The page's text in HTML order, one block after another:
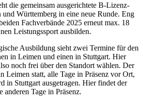
die gemeinsam ausgerichtete B-Lizenz-
Württemberg in eine neue Runde. Eng
Fachverbände 2025 erneut max. 18
Leistungssport ausbilden.
Ausbildung sieht zwei Termine für den
in Leimen und einen in Stuttgart. Hier
noch frei über den Standort wählen. Der
Leimen statt, alle Tage in Präsenz vor Ort,
in Stuttgart ausgetragen. Hier findet der
anderen Tage in Präsenz.